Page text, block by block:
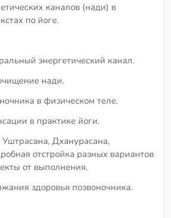
каналов (нади) в
по йоге.
энергетический канал.
нади.
в физическом теле.
в практике йоги.
Дханурасана,
отстройка разных вариантов
от выполнения.
здоровья позвоночника.